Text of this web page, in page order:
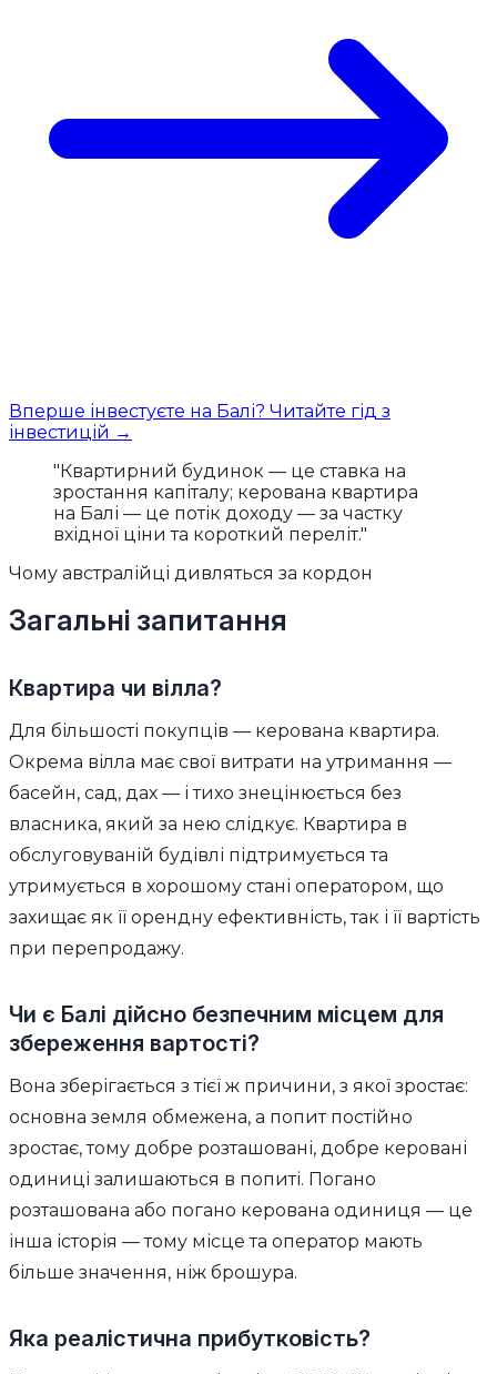
Вперше інвестуєте на Балі? Читайте гід з
інвестицій →
"Квартирний будинок — це ставка на
зростання капіталу; керована квартира
на Балі — це потік доходу — за частку
вхідної ціни та короткий переліт."
Чому австралійці дивляться за кордон
Загальні запитання
Квартира чи вілла?
Для більшості покупців — керована квартира.
Окрема вілла має свої витрати на утримання —
басейн, сад, дах — і тихо знецінюється без
власника, який за нею слідкує. Квартира в
обслуговуваній будівлі підтримується та
утримується в хорошому стані оператором, що
захищає як її орендну ефективність, так і її вартість
при перепродажу.
Чи є Балі дійсно безпечним місцем для
збереження вартості?
Вона зберігається з тієї ж причини, з якої зростає:
основна земля обмежена, а попит постійно
зростає, тому добре розташовані, добре керовані
одиниці залишаються в попиті. Погано
розташована або погано керована одиниця — це
інша історія — тому місце та оператор мають
більше значення, ніж брошура.
Яка реалістична прибутковість?